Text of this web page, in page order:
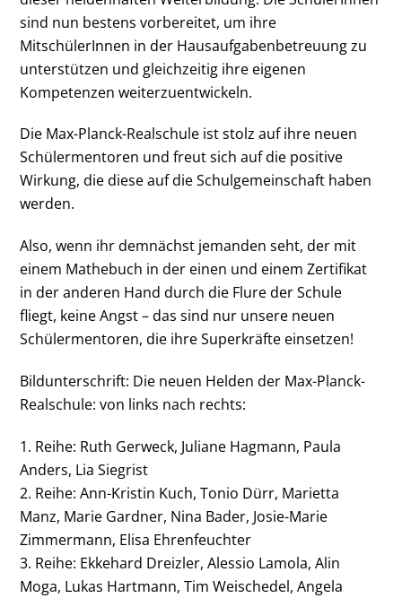
sind nun bestens vorbereitet, um ihre
MitschülerInnen in der Hausaufgabenbetreuung zu
unterstützen und gleichzeitig ihre eigenen
Kompetenzen weiterzuentwickeln.
Die Max-Planck-Realschule ist stolz auf ihre neuen
Schülermentoren und freut sich auf die positive
Wirkung, die diese auf die Schulgemeinschaft haben
werden.
Also, wenn ihr demnächst jemanden seht, der mit
einem Mathebuch in der einen und einem Zertifikat
in der anderen Hand durch die Flure der Schule
fliegt, keine Angst – das sind nur unsere neuen
Schülermentoren, die ihre Superkräfte einsetzen!
Bildunterschrift: Die neuen Helden der Max-Planck-
Realschule: von links nach rechts:
1. Reihe: Ruth Gerweck, Juliane Hagmann, Paula
Anders, Lia Siegrist
2. Reihe: Ann-Kristin Kuch, Tonio Dürr, Marietta
Manz, Marie Gardner, Nina Bader, Josie-Marie
Zimmermann, Elisa Ehrenfeuchter
3. Reihe: Ekkehard Dreizler, Alessio Lamola, Alin
Moga, Lukas Hartmann, Tim Weischedel, Angela